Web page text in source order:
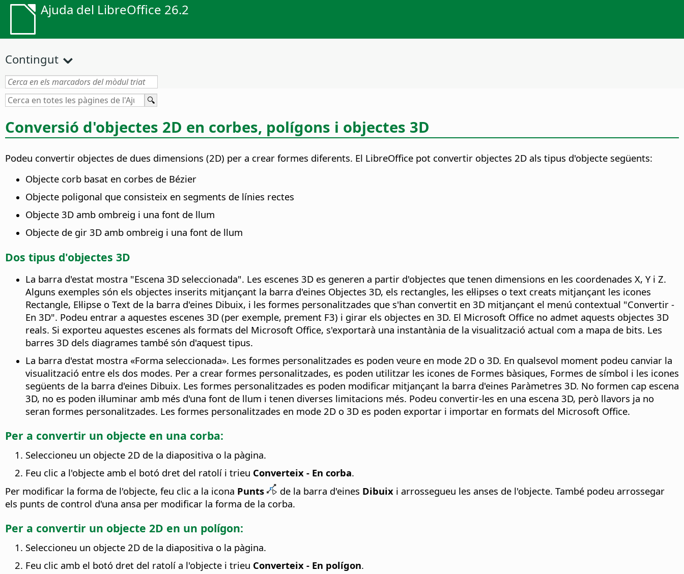
Ajuda del LibreOffice 26.2
Contingut
Conversió d'objectes 2D en corbes, polígons i objectes 3D
Podeu convertir objectes de dues dimensions (2D) per a crear formes diferents. El LibreOffice pot convertir objectes 2D als tipus d'objecte següents:
Objecte corb basat en corbes de Bézier
Objecte poligonal que consisteix en segments de línies rectes
Objecte 3D amb ombreig i una font de llum
Objecte de gir 3D amb ombreig i una font de llum
Dos tipus d'objectes 3D
La barra d'estat mostra "Escena 3D seleccionada". Les escenes 3D es generen a partir d'objectes que tenen dimensions en les coordenades X, Y i Z.
Alguns exemples són els objectes inserits mitjançant la barra d'eines Objectes 3D, els rectangles, les el·lipses o text creats mitjançant les icones
Rectangle, El·lipse o Text de la barra d'eines Dibuix, i les formes personalitzades que s'han convertit en 3D mitjançant el menú contextual "Convertir -
En 3D". Podeu entrar a aquestes escenes 3D (per exemple, prement F3) i girar els objectes en 3D. El Microsoft Office no admet aquests objectes 3D
reals. Si exporteu aquestes escenes als formats del Microsoft Office, s'exportarà una instantània de la visualització actual com a mapa de bits. Les
barres 3D dels diagrames també són d'aquest tipus.
La barra d'estat mostra «Forma seleccionada». Les formes personalitzades es poden veure en mode 2D o 3D. En qualsevol moment podeu canviar la
visualització entre els dos modes. Per a crear formes personalitzades, es poden utilitzar les icones de Formes bàsiques, Formes de símbol i les icones
següents de la barra d'eines Dibuix. Les formes personalitzades es poden modificar mitjançant la barra d'eines Paràmetres 3D. No formen cap escena
3D, no es poden il·luminar amb més d'una font de llum i tenen diverses limitacions més. Podeu convertir-les en una escena 3D, però llavors ja no
seran formes personalitzades. Les formes personalitzades en mode 2D o 3D es poden exportar i importar en formats del Microsoft Office.
Per a convertir un objecte en una corba:
Seleccioneu un objecte 2D de la diapositiva o la pàgina.
Feu clic a l'objecte amb el botó dret del ratolí i trieu Converteix - En corba.
Per modificar la forma de l'objecte, feu clic a la icona Punts de la barra d'eines Dibuix i arrossegueu les anses de l'objecte. També podeu arrossegar
els punts de control d'una ansa per modificar la forma de la corba.
Per a convertir un objecte 2D en un polígon:
Seleccioneu un objecte 2D de la diapositiva o la pàgina.
Feu clic amb el botó dret del ratolí a l'objecte i trieu Converteix - En polígon.